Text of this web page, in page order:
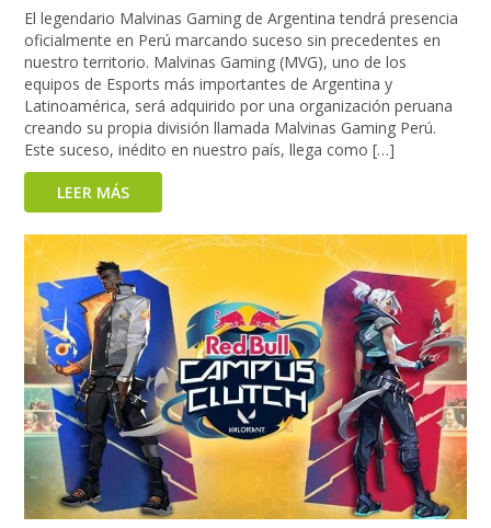
El legendario Malvinas Gaming de Argentina tendrá presencia
oficialmente en Perú marcando suceso sin precedentes en
nuestro territorio. Malvinas Gaming (MVG), uno de los
equipos de Esports más importantes de Argentina y
Latinoamérica, será adquirido por una organización peruana
creando su propia división llamada Malvinas Gaming Perú.
Este suceso, inédito en nuestro país, llega como […]
LEER MÁS